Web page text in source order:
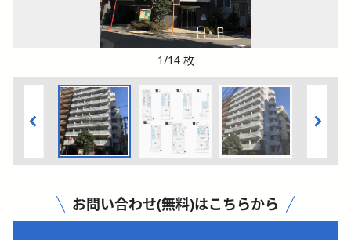
1/14 枚
お問い合わせ(無料)はこちらから